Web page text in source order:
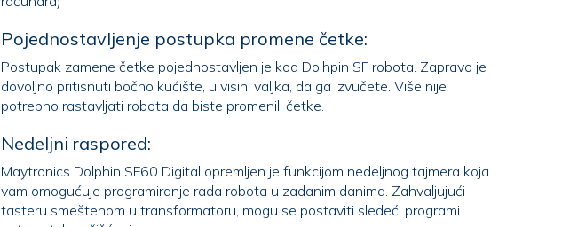
Pojednostavljenje postupka promene četke:
Postupak zamene četke pojednostavljen je kod Dolhpin SF robota. Zapravo je
dovoljno pritisnuti bočno kućište, u visini valjka, da ga izvučete. Više nije
potrebno rastavljati robota da biste promenili četke.
Nedeljni raspored:
Maytronics Dolphin SF60 Digital opremljen je funkcijom nedeljnog tajmera koja
vam omogućuje programiranje rada robota u zadanim danima. Zahvaljujući
tasteru smeštenom u transformatoru, mogu se postaviti sledeći programi